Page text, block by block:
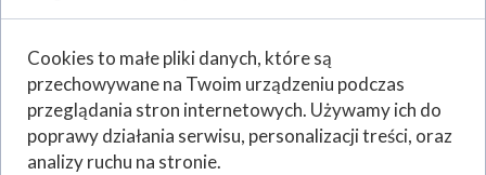
Telefon*
Cookies to małe pliki danych, które są
przechowywane na Twoim urządzeniu podczas
przeglądania stron internetowych. Używamy ich do
poprawy działania serwisu, personalizacji treści, oraz
analizy ruchu na stronie.